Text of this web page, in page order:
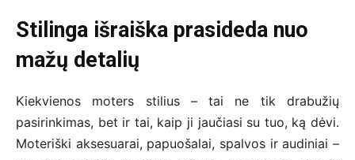
Stilinga išraiška prasideda nuo
mažų detalių
Kiekvienos moters stilius – tai ne tik drabužių
pasirinkimas, bet ir tai, kaip ji jaučiasi su tuo, ką dėvi.
Moteriški aksesuarai, papuošalai, spalvos ir audiniai –